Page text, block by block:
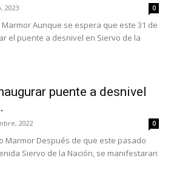
2023 0
Aunque se espera que este 31 de
el puente a desnivel en Siervo de la
puente a desnivel
2022 0
Marmor Después de que este pasado
Siervo de la Nación, se manifestaran